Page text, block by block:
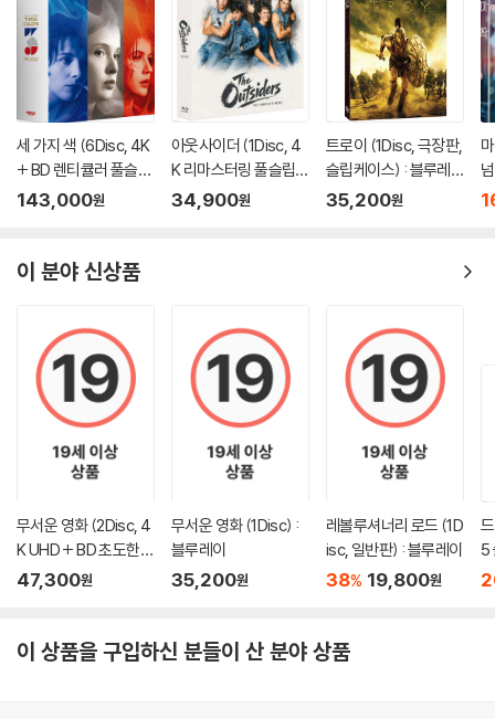
세 가지 색 (6Disc, 4K
+ BD 렌티큘러 풀슬립
트릴로지 박스 한정판)
143,000원
아웃사이더 (1Disc, 4
K 리마스터링 풀슬립) :
블루레이
34,900원
트로이 (1Disc, 극장판,
슬립케이스) : 블루레
이
35,200원
:
이 분야 신상품
무서운 영화 (2Disc, 4
K UHD + BD 초도한정
슬립케이스) : 블루레
47,300원
무서운 영화 (1Disc) :
블루레이
35,200원
레볼루셔너리 로드 (1D
isc, 일반판) : 블루레이
38% 19,800원
5
이 상품을 구입하신 분들이 산 분야 상품